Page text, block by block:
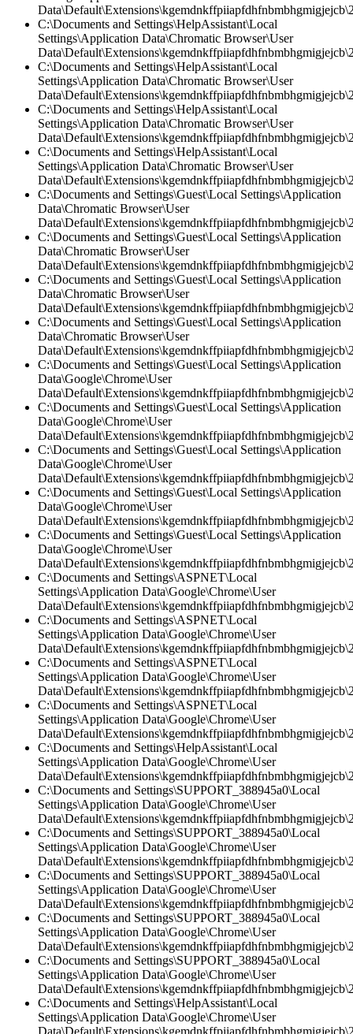
C:\Documents and Settings\HelpAssistant\Local
Settings\Application Data\Chromatic Browser\User
C:\Documents and Settings\HelpAssistant\Local
Settings\Application Data\Chromatic Browser\User
C:\Documents and Settings\HelpAssistant\Local
Settings\Application Data\Chromatic Browser\User
C:\Documents and Settings\HelpAssistant\Local
Settings\Application Data\Chromatic Browser\User
C:\Documents and Settings\Guest\Local Settings\Application
Data\Chromatic Browser\User
C:\Documents and Settings\Guest\Local Settings\Application
Data\Chromatic Browser\User
C:\Documents and Settings\Guest\Local Settings\Application
Data\Chromatic Browser\User
C:\Documents and Settings\Guest\Local Settings\Application
Data\Chromatic Browser\User
C:\Documents and Settings\Guest\Local Settings\Application
Data\Google\Chrome\User
C:\Documents and Settings\Guest\Local Settings\Application
Data\Google\Chrome\User
C:\Documents and Settings\Guest\Local Settings\Application
Data\Google\Chrome\User
C:\Documents and Settings\Guest\Local Settings\Application
Data\Google\Chrome\User
C:\Documents and Settings\Guest\Local Settings\Application
Data\Google\Chrome\User
C:\Documents and Settings\ASPNET\Local
Settings\Application Data\Google\Chrome\User
C:\Documents and Settings\ASPNET\Local
Settings\Application Data\Google\Chrome\User
C:\Documents and Settings\ASPNET\Local
Settings\Application Data\Google\Chrome\User
C:\Documents and Settings\ASPNET\Local
Settings\Application Data\Google\Chrome\User
C:\Documents and Settings\HelpAssistant\Local
Settings\Application Data\Google\Chrome\User
C:\Documents and Settings\SUPPORT_388945a0\Local
Settings\Application Data\Google\Chrome\User
C:\Documents and Settings\SUPPORT_388945a0\Local
Settings\Application Data\Google\Chrome\User
C:\Documents and Settings\SUPPORT_388945a0\Local
Settings\Application Data\Google\Chrome\User
C:\Documents and Settings\SUPPORT_388945a0\Local
Settings\Application Data\Google\Chrome\User
C:\Documents and Settings\SUPPORT_388945a0\Local
Settings\Application Data\Google\Chrome\User
C:\Documents and Settings\HelpAssistant\Local
Settings\Application Data\Google\Chrome\User